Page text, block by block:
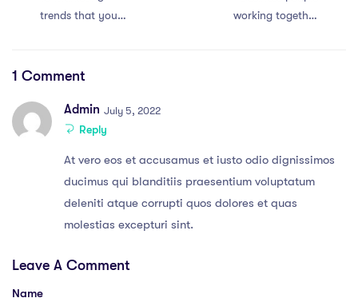
trends that you
2022
working together
1 Comment
Admin July 5, 2022
Reply
At vero eos et accusamus et iusto odio dignissimos
ducimus qui blanditiis praesentium voluptatum
deleniti atque corrupti quos dolores et quas
molestias excepturi sint.
Leave A Comment
Name